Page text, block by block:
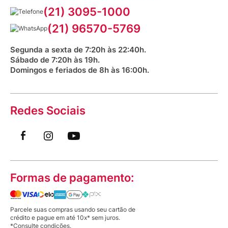
Aniversário Venancio 2025
Bioimpedância Gratuita
Fale conosco
Saúde na praça
(21) 3095-1000
(21) 96570-5769
Segunda a sexta de 7:20h às 22:40h.
Sábado de 7:20h às 19h.
Domingos e feriados de 8h às 16:00h.
Redes Sociais
Formas de pagamento:
Parcele suas compras usando seu cartão de
crédito e pague em até 10x* sem juros.
*Consulte condições.